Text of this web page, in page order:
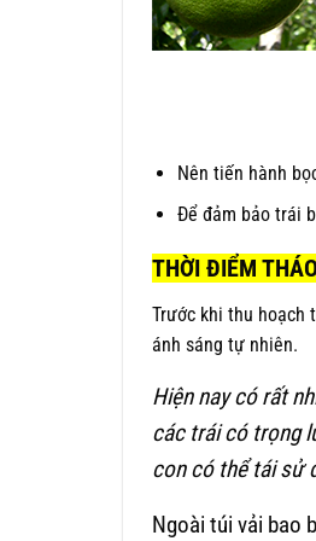
Nên tiến hành
Để đảm bảo trái
THỜI ĐIỂM
Trước khi thu hoạch
ánh sáng tự nhiên.
Hiện nay có rất
các trái có trọng
con có thể tái sử
Ngoài túi vải bao